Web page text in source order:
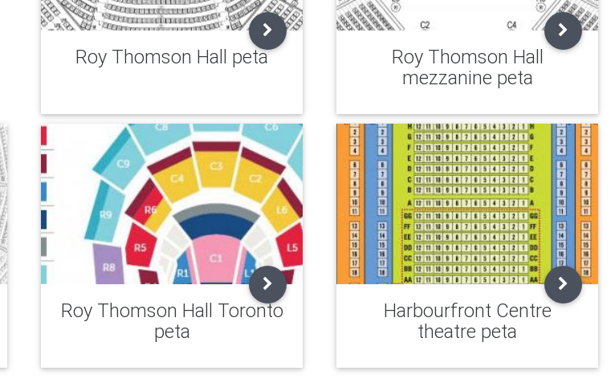
Roy Thomson Hall peta
Roy Thomson Hall
mezzanine peta
Roy Thomson Hall Toronto
peta
Harbourfront Centre
theatre peta